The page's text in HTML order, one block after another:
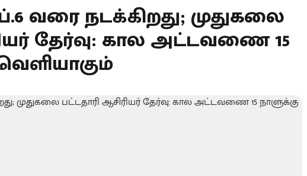
வரை நடக்கிறது; முதுகலை
தேர்வு: கால அட்டவணை 15